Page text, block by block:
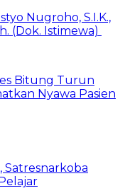
Bitung Turun
Nyawa Pasien
Satresnarkoba